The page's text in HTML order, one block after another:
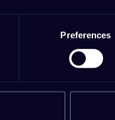
Preferences